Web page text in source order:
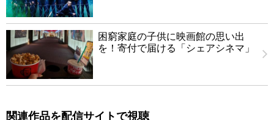
困窮家庭の子供に映画館の思い出
を！寄付で届ける「シェアシネマ」
関連作品を配信サイトで視聴